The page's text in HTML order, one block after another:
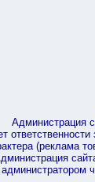
Администрация
(реклама